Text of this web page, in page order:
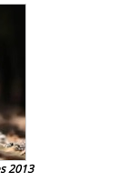
2013